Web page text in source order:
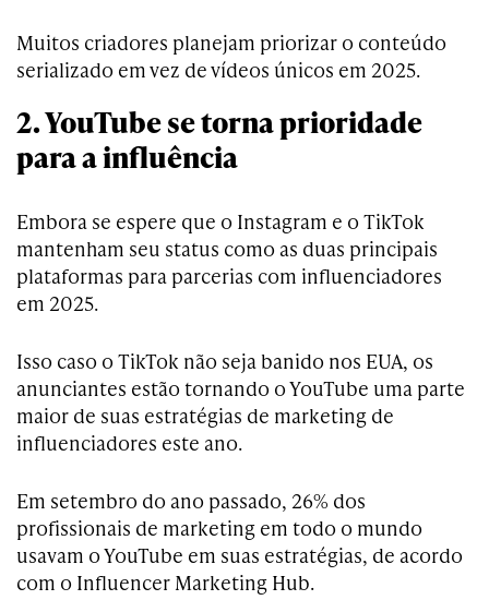
Muitos criadores planejam priorizar o conteúdo
serializado em vez de vídeos únicos em 2025.
2. YouTube se torna prioridade
para a influência
Embora se espere que o Instagram e o TikTok
mantenham seu status como as duas principais
plataformas para parcerias com influenciadores
em 2025.
Isso caso o TikTok não seja banido nos EUA, os
anunciantes estão tornando o YouTube uma parte
maior de suas estratégias de marketing de
influenciadores este ano.
Em setembro do ano passado, 26% dos
profissionais de marketing em todo o mundo
usavam o YouTube em suas estratégias, de acordo
com o Influencer Marketing Hub.